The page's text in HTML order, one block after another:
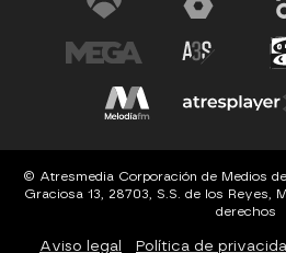
© Atresmedia Corporación de Medios
Graciosa 13, 28703, S.S. de los Reyes,
derechos
Aviso legal Política de